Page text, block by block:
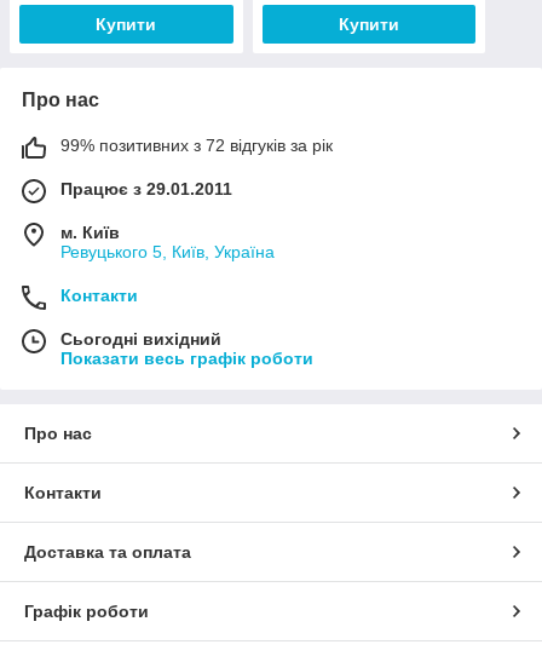
Купити Купити
Про нас
99% позитивних з 72 відгуків за рік
Працює з 29.01.2011
м. Київ
Ревуцького 5, Київ, Україна
Контакти
Сьогодні вихідний
Показати весь графік роботи
Про нас
Контакти
Доставка та оплата
Графік роботи